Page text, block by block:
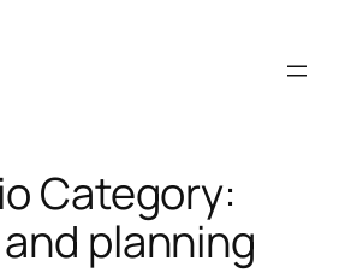
Category:
planning